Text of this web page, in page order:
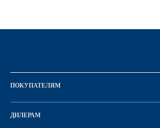
ПОКУПАТЕЛЯМ
Оформить заказ
Каталог
ДИЛЕРАМ